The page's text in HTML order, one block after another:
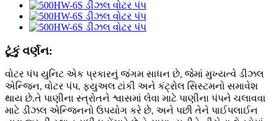
ટૂંકું વર્ણન:
વોટર પંપ યુનિટ એક પ્રકારનું જંગમ સાધન છે, જેમાં મુખ્યત્વે ડીઝલ
એન્જિન, વોટર પંપ, ફ્યુઅલ ટાંકી અને કંટ્રોલ સિસ્ટમનો સમાવેશ
થાય છે.તે પાણીના સ્ત્રોતને શ્વાસમાં લેવા માટે પાણીના પંપને ચલાવવા
માટે ડીઝલ એન્જિનનો ઉપયોગ કરે છે, અને પછી તેને પાઈપલાઈન